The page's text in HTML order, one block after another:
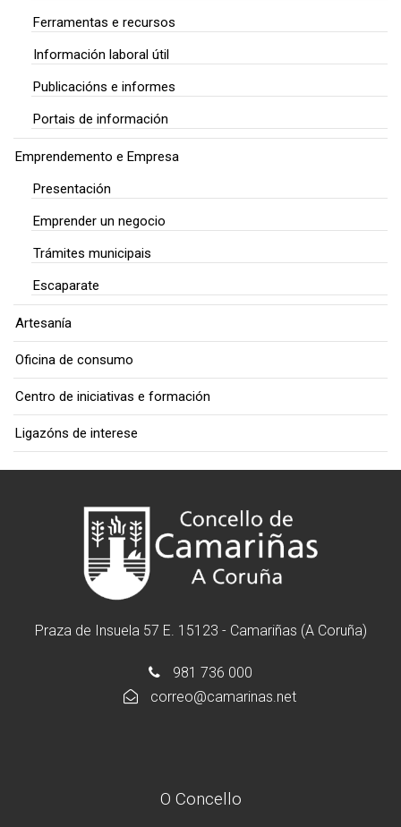
Ferramentas e recursos
Información laboral útil
Publicacións e informes
Portais de información
Emprendemento e Empresa
Presentación
Emprender un negocio
Trámites municipais
Escaparate
Artesanía
Oficina de consumo
Centro de iniciativas e formación
Ligazóns de interese
Praza de Insuela 57 E. 15123 - Camariñas (A Coruña)
981 736 000
correo@camarinas.net
O Concello